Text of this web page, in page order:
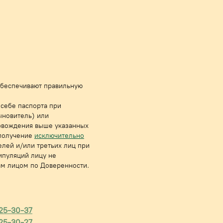
правильную
паспорта при
или
выше указанных
ние исключительно
и/или третьих лиц при
лицу не
лицом по Доверенности.
30-37